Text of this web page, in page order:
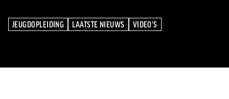
AZ Clubkaart
AZ
AZ
Selectie
Selectie
Jong AZ
Selectie
Onder 15
Onder 12
Onder 16
Media
informatie
Juniorclubs
van AZ
Nieuws
Voetbalschool
Nieuws
LOG IN
JEUGDOPLEIDING
JEUGDOPLEIDING
LAATSTE NIEUWS
LAATSTE NIEUWS
VIDEO'S
VIDEO'S